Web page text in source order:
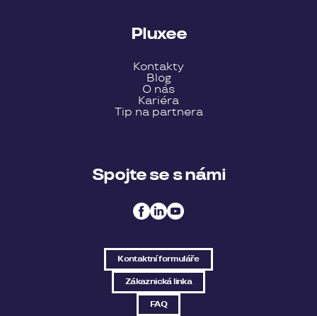
Pluxee
Kontakty
Blog
O nás
Kariéra
Tip na partnera
Spojte se s námi
Kontaktní formuláře
Zákaznická linka
FAQ